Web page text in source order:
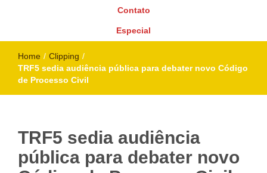
Contato
Especial
Home / Clipping /
TRF5 sedia audiência pública para debater novo Código
de Processo Civil
TRF5 sedia audiência
pública para debater novo